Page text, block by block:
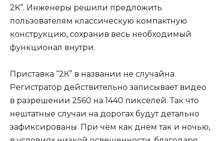
2K”. Инженеры решили предложить
пользователям классическую компактную
конструкцию, сохранив весь необходимый
функционал внутри.
Приставка “2К” в названии не случайна.
Регистратор действительно записывает видео
в разрешении 2560 на 1440 пикселей. Так что
нештатные случаи на дорогах будут детально
зафиксированы. При чём как днём так и ночью,